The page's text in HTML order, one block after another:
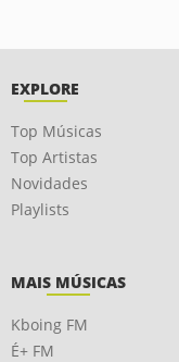
EXPLORE
Top Músicas
Top Artistas
Novidades
Playlists
MAIS MÚSICAS
Kboing FM
É+ FM